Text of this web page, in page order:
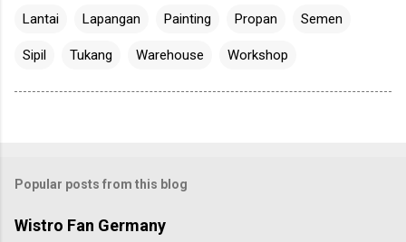
Lantai Lapangan Painting Propan Semen
Sipil Tukang Warehouse Workshop
Popular posts from this blog
Wistro Fan Germany